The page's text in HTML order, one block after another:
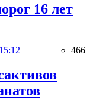
16 лет
466